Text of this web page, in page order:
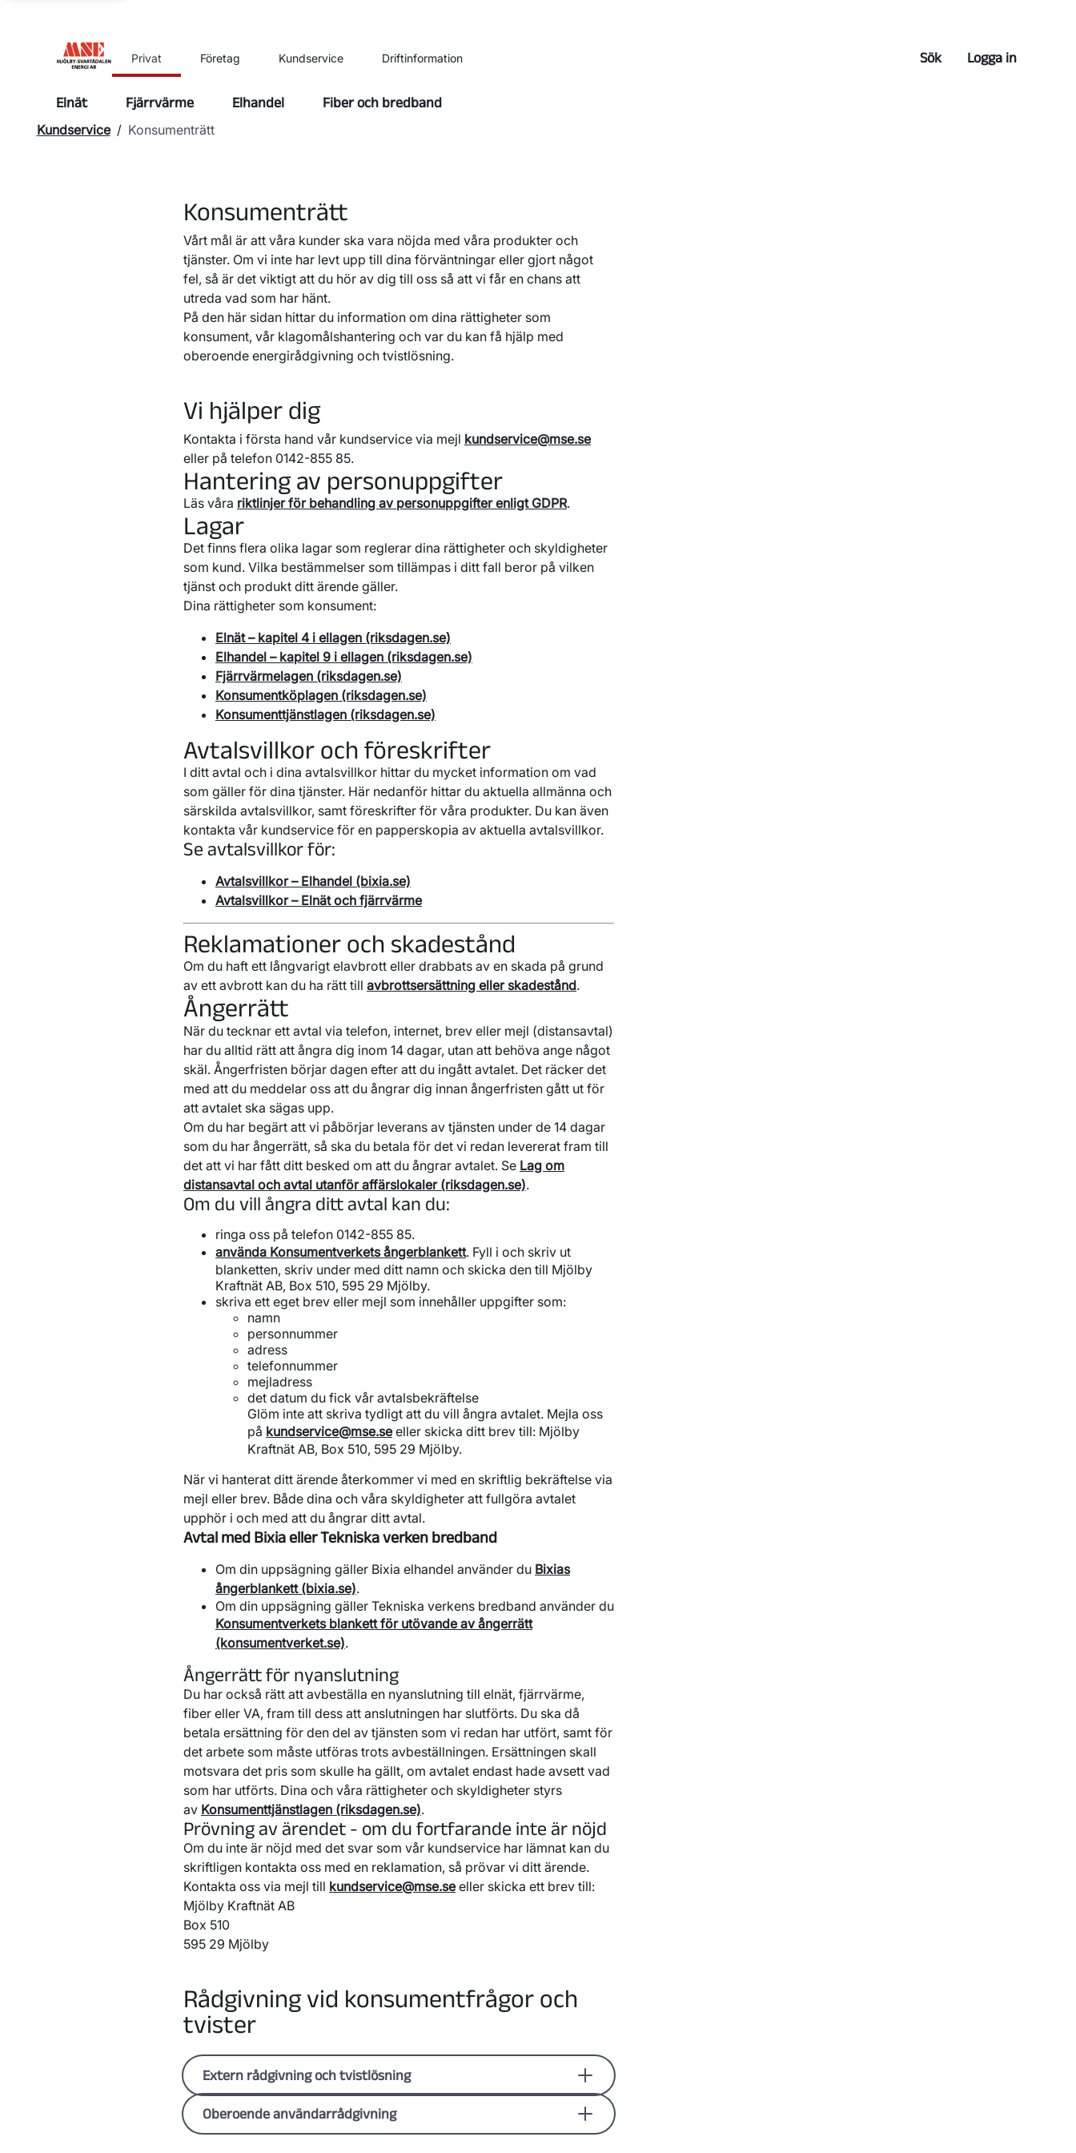
Privat Företag Kundservice Driftinformation Sök Logga in
Elnät Fjärrvärme Elhandel
Fiber och bredband
Kundservice / Konsumenträtt
Konsumenträtt
Vårt mål är att våra kunder ska vara nöjda med våra produkter och
tjänster. Om vi inte har levt upp till dina förväntningar eller gjort något
fel, så är det viktigt att du hör av dig till oss så att vi får en chans att
utreda vad som har hänt.
På den här sidan hittar du information om dina rättigheter som
konsument, vår klagomålshantering och var du kan få hjälp med
oberoende energirådgivning och tvistlösning.
Vi hjälper dig
Kontakta i första hand vår kundservice via mejl kundservice@mse.se
eller på telefon 0142-855 85.
Hantering av personuppgifter
Läs våra riktlinjer för behandling av personuppgifter enligt GDPR.
Lagar
Det finns flera olika lagar som reglerar dina rättigheter och skyldigheter
som kund. Vilka bestämmelser som tillämpas i ditt fall beror på vilken
tjänst och produkt ditt ärende gäller.
Dina rättigheter som konsument:
Elnät – kapitel 4 i ellagen (riksdagen.se)
Elhandel – kapitel 9 i ellagen (riksdagen.se)
Fjärrvärmelagen (riksdagen.se)
Konsumentköplagen (riksdagen.se)
Konsumenttjänstlagen (riksdagen.se)
Avtalsvillkor och föreskrifter
I ditt avtal och i dina avtalsvillkor hittar du mycket information om vad
som gäller för dina tjänster. Här nedanför hittar du aktuella allmänna och
särskilda avtalsvillkor, samt föreskrifter för våra produkter. Du kan även
kontakta vår kundservice för en papperskopia av aktuella avtalsvillkor.
Se avtalsvillkor för:
Avtalsvillkor – Elhandel (bixia.se)
Avtalsvillkor – Elnät och fjärrvärme
Reklamationer och skadestånd
Om du haft ett långvarigt elavbrott eller drabbats av en skada på grund
av ett avbrott kan du ha rätt till avbrottsersättning eller skadestånd.
Ångerrätt
När du tecknar ett avtal via telefon, internet, brev eller mejl (distansavtal)
har du alltid rätt att ångra dig inom 14 dagar, utan att behöva ange något
skäl. Ångerfristen börjar dagen efter att du ingått avtalet. Det räcker det
med att du meddelar oss att du ångrar dig innan ångerfristen gått ut för
att avtalet ska sägas upp.
Om du har begärt att vi påbörjar leverans av tjänsten under de 14 dagar
som du har ångerrätt, så ska du betala för det vi redan levererat fram till
det att vi har fått ditt besked om att du ångrar avtalet. Se Lag om
distansavtal och avtal utanför affärslokaler (riksdagen.se).
Om du vill ångra ditt avtal kan du:
ringa oss på telefon 0142-855 85.
använda Konsumentverkets ångerblankett. Fyll i och skriv ut
blanketten, skriv under med ditt namn och skicka den till Mjölby
Kraftnät AB, Box 510, 595 29 Mjölby.
skriva ett eget brev eller mejl som innehåller uppgifter som:
namn
personnummer
adress
telefonnummer
mejladress
det datum du fick vår avtalsbekräftelse
Glöm inte att skriva tydligt att du vill ångra avtalet. Mejla oss
på kundservice@mse.seeller skicka ditt brev till: Mjölby
Kraftnät AB, Box 510, 595 29 Mjölby.
När vi hanterat ditt ärende återkommer vi med en skriftlig bekräftelse via
mejl eller brev. Både dina och våra skyldigheter att fullgöra avtalet
upphör i och med att du ångrar ditt avtal.
Avtal med Bixia eller Tekniska verken bredband
Om din uppsägning gäller Bixia elhandel använder du Bixias
ångerblankett (bixia.se).
Om din uppsägning gäller Tekniska verkens bredband använder du
Konsumentverkets blankett för utövande av ångerrätt
(konsumentverket.se).
Ångerrätt för nyanslutning
Du har också rätt att avbeställa en nyanslutning till elnät, fjärrvärme,
fiber eller VA, fram till dess att anslutningen har slutförts. Du ska då
betala ersättning för den del av tjänsten som vi redan har utfört, samt för
det arbete som måste utföras trots avbeställningen. Ersättningen skall
motsvara det pris som skulle ha gällt, om avtalet endast hade avsett vad
som har utförts. Dina och våra rättigheter och skyldigheter styrs
av Konsumenttjänstlagen (riksdagen.se).
Prövning av ärendet - om du fortfarande inte är nöjd
Om du inte är nöjd med det svar som vår kundservice har lämnat kan du
skriftligen kontakta oss med en reklamation, så prövar vi ditt ärende.
Kontakta oss via mejl till kundservice@mse.seeller skicka ett brev till:
Mjölby Kraftnät AB
Box 510
595 29 Mjölby
Rådgivning vid konsumentfrågor och
tvister
Extern rådgivning och tvistlösning
Kommunal Konsumentvägledning
Tar tillvara på konsumentens intressen och ger kostnadsfri
Oberoende användarrådgivning